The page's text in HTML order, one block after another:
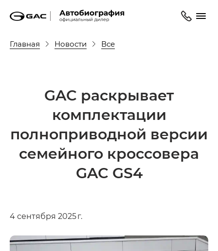
Главная Новости Все
GAC раскрывает
комплектации
полноприводной версии
семейного кроссовера
GAC GS4
4 сентября 2025 г.